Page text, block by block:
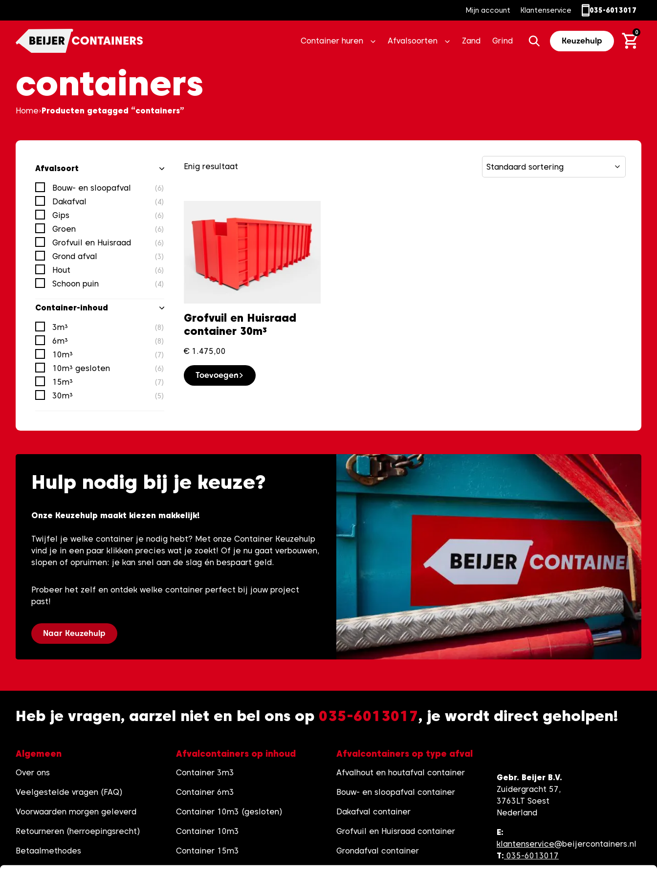
content
Container huren
Afvalsoorten Zand Grind Keuzehulp
0
Mijn account Klantenservice 035-6013017
containers
Home Producten getagged “containers”
Afvalsoort
Bouw- en sloopafval (6)
Dakafval (4)
Gips (6)
Groen (6)
Grofvuil en Huisraad (6)
Grond afval (3)
Hout (6)
Schoon puin (4)
Container-inhoud
3m³ (8)
6m³ (8)
10m³ (7)
10m³ gesloten (6)
15m³ (7)
30m³ (5)
Enig resultaat
Grofvuil en Huisraad
container 30m³
€ 1.475,00
Toevoegen
Hulp nodig bij je keuze?
Onze Keuzehulp maakt kiezen makkelijk!
Twijfel je welke container je nodig hebt? Met onze Container Keuzehulp
vind je in een paar klikken precies wat je zoekt! Of je nu gaat verbouwen,
slopen of opruimen: je kan snel aan de slag én bespaart geld.
Probeer het zelf en ontdek welke container perfect bij jouw project
past!
Naar Keuzehulp
Heb je vragen, aarzel niet en bel ons op 035-6013017, je wordt direct geholpen!
Algemeen
Over ons
Veelgestelde vragen (FAQ)
Voorwaarden morgen geleverd
Retourneren (herroepingsrecht)
Betaalmethodes
Afvalcontainers op inhoud
Container 3m3
Container 6m3
Container 10m3 (gesloten)
Container 10m3
Container 15m3
Afvalcontainers op type afval
Afvalhout en houtafval container
Bouw- en sloopafval container
Dakafval container
Grofvuil en Huisraad container
Grondafval container
Gebr. Beijer B.V.
Zuidergracht 57,
3763LT Soest
Nederland
E:
klantenservice@beijercontainers.nl
T: 035-6013017